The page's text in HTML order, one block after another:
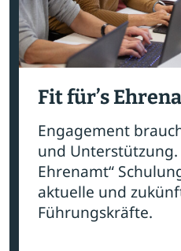
Fit für’s
Engagement
und
Ehrenamt“
aktuelle und
Führungskräfte.